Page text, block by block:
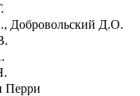
Добровольский Д.О.
Перри